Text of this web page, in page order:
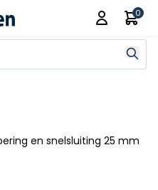
0
en snelsluiting 25 mm